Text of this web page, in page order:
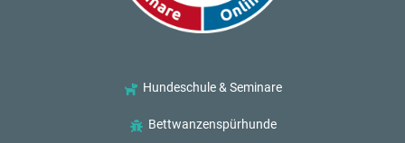
Hundeschule & Seminare
Bettwanzenspürhunde